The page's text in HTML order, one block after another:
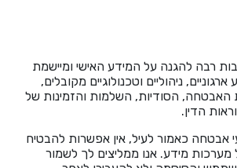
רבה להגנה על המידע האישי ומיישמת
ניהוליים וטכנולוגיים מקובלים,
הסודיות, השלמות והזמינות של
הדין.
אבטחה כאמור לעיל, אין אפשרות להבטיח
מידע. אנו ממליצים לך לשמור